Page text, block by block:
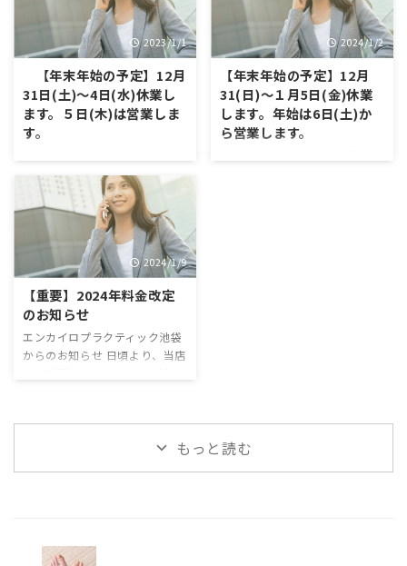
ざいますが、5月3(月)，4日(火)
をゴールデンウィーク休業とさ
せていただきます。 お客様には
ご不便とご迷惑をお掛けいたし
ますが、ご了承の程、何卒、宜
しくお願い申し上げます。 4
月29日(木) 10時～18時（最終
受付） 4月30日(金) 10時～20
(土) 10時～18時（最終受付） 5
月2日(日) 10時～18時（最終受
付） 5月3日(月) 定休日 5月4 ...
休みになります。月曜は定休日
です。 クライアント様にはご不
便とご迷惑をお掛けいたします
が、ご了承の程、何卒、宜しく
お願い申し上げ ◎当院のコロ
ナ対策 当院のコロナ対策は内閣
官房サイトの業種別ガイドライ
ンに厚生労働省・経済産業省の
2023/1/1
【年末年始の予定】12月
31日(土)～4日(水)休業し
ます。５日(木)は営業しま
す。
だき、ありがとうございます。
2022年年末から2023年年始予
定は下記になります。 12月31
日(土)～4日を年末年始休業とさ
せていただきます。 お客様には
ご不便とご迷惑をお掛けいたし
ますが、ご了承の程、何卒、宜
しくお願い申し上げます。
12月30日(金) 10時～20時30分
（最終受付） 12月31日(土) 休
業日 1月1日(日) 休業日 1月2
1月3日(火)
2024/1/2
【年末年始の予定】12月
31(日)～１月5日(金)休業
します。年始は6日(土)か
ら営業します。
2024年もよろしくお願いしま
す。
2024/1/9
【重要】2024年料金改定
のお知らせ
エンカイロプラクティック池袋
からのお知らせ 日頃より、当店
の高い施術を提供することを心
がけてまいりました。 しかし、
院経営を行うためです。皆様に
もっと読む